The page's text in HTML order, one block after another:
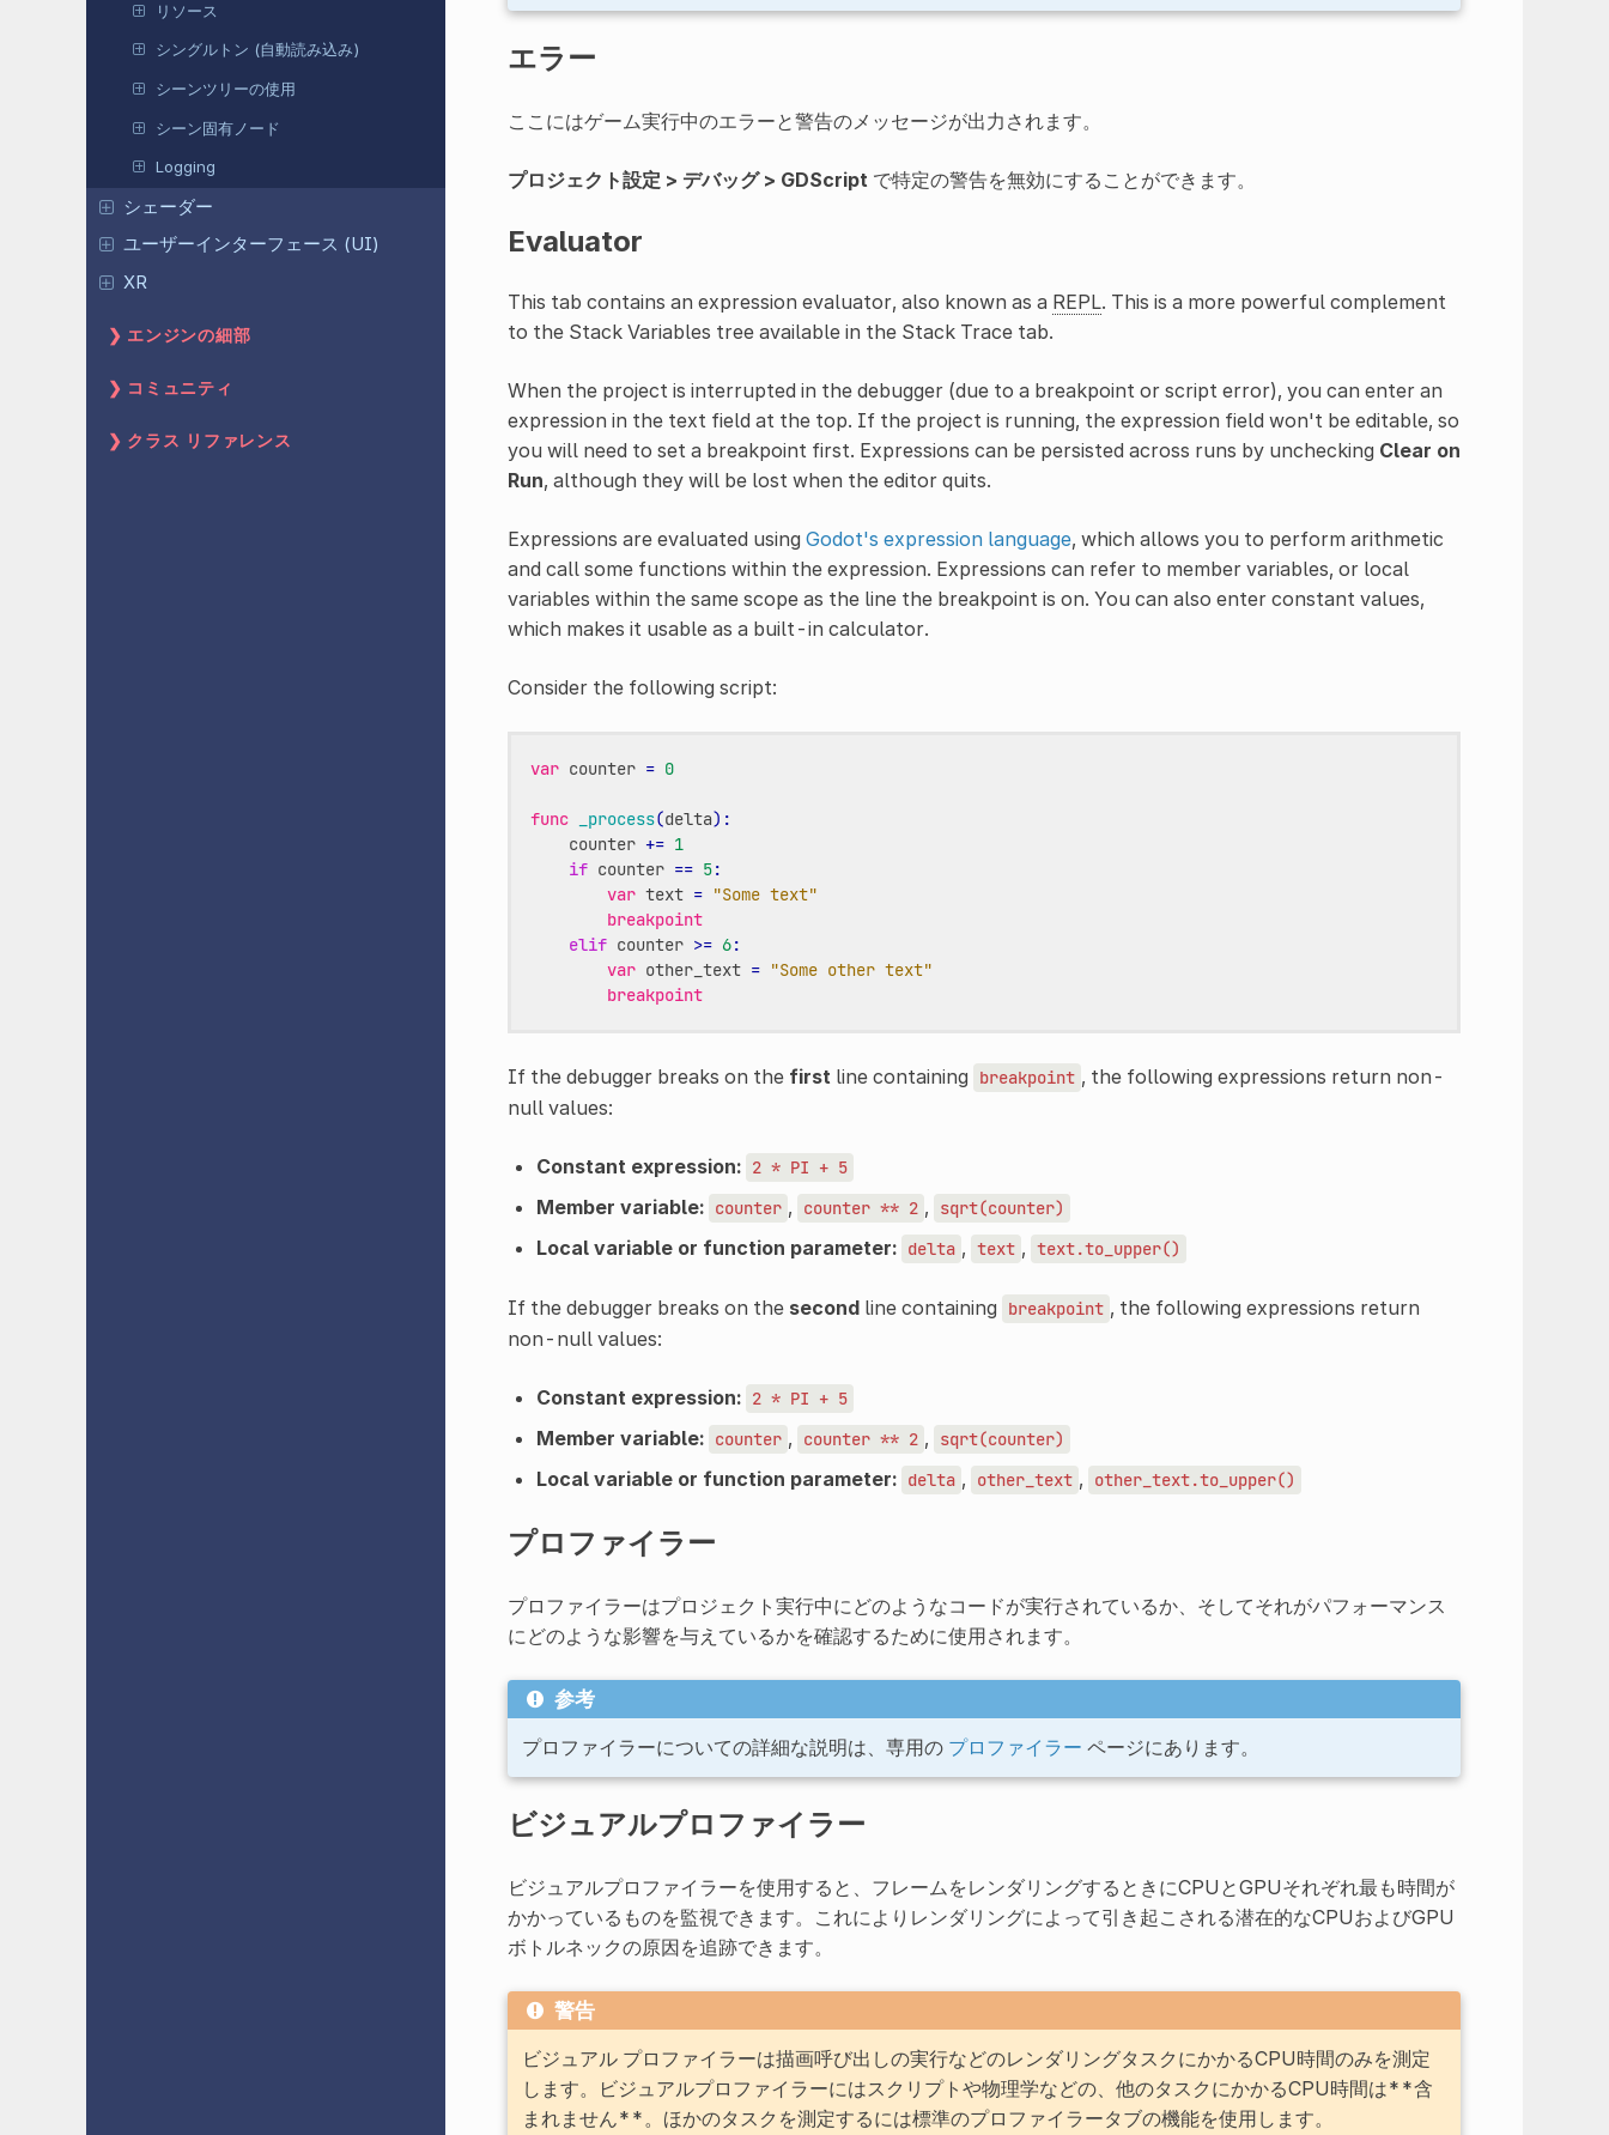
リソース
シングルトン (自動読み込み)
シーンツリーの使用
シーン固有ノード
Logging
シェーダー
ユーザーインターフェース (UI)
XR
エンジンの細部
コミュニティ
クラス リファレンス
エラー
ここにはゲーム実行中のエラーと警告のメッセージが出力されます。
プロジェクト設定 > デバッグ > GDScript で特定の警告を無効にすることができます。
Evaluator
This tab contains an expression evaluator, also known as a REPL. This is a more powerful complement
to the Stack Variables tree available in the Stack Trace tab.
When the project is interrupted in the debugger (due to a breakpoint or script error), you can enter an
expression in the text field at the top. If the project is running, the expression field won't be editable, so
you will need to set a breakpoint first. Expressions can be persisted across runs by unchecking Clear on
Run, although they will be lost when the editor quits.
Expressions are evaluated using Godot's expression language, which allows you to perform arithmetic
and call some functions within the expression. Expressions can refer to member variables, or local
variables within the same scope as the line the breakpoint is on. You can also enter constant values,
which makes it usable as a built-in calculator.
Consider the following script:
var counter = 0
func _process(delta):
counter += 1
if counter == 5:
var text = "Some text"
breakpoint
elif counter >= 6:
var other_text = "Some other text"
breakpoint
If the debugger breaks on the first line containing breakpoint , the following expressions return non-
null values:
Constant expression: 2 * PI + 5
Member variable: counter , counter ** 2 , sqrt(counter)
Local variable or function parameter: delta , text , text.to_upper()
If the debugger breaks on the secondline containing breakpoint , the following expressions return
non-null values:
Constant expression: 2 * PI + 5
Member variable: counter , counter ** 2 , sqrt(counter)
Local variable or function parameter: delta , other_text , other_text.to_upper()
プロファイラー
プロファイラーはプロジェクト実行中にどのようなコードが実行されているか、そしてそれがパフォーマンス
にどのような影響を与えているかを確認するために使用されます。
参考
プロファイラーについての詳細な説明は、専用の プロファイラー ページにあります。
ビジュアルプロファイラー
ビジュアルプロファイラーを使用すると、フレームをレンダリングするときにCPUとGPUそれぞれ最も時間が
かかっているものを監視できます。これによりレンダリングによって引き起こされる潜在的なCPUおよびGPU
ボトルネックの原因を追跡できます。
警告
ビジュアル プロファイラーは描画呼び出しの実行などのレンダリングタスクにかかるCPU時間のみを測定
します。ビジュアルプロファイラーにはスクリプトや物理学などの、他のタスクにかかるCPU時間は**含
まれません**。ほかのタスクを測定するには標準のプロファイラータブの機能を使用します。